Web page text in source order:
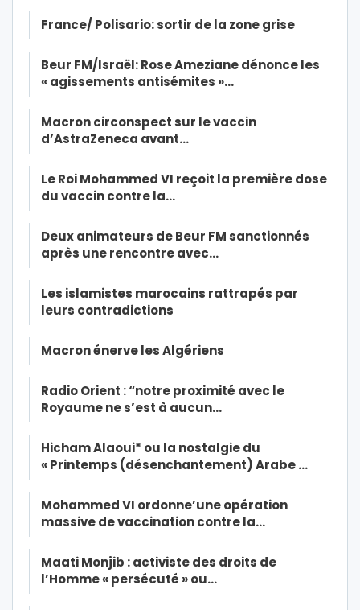
France/ Polisario: sortir de la zone grise
Beur FM/Israël: Rose Ameziane dénonce les
« agissements antisémites »…
Macron circonspect sur le vaccin
d’AstraZeneca avant…
Le Roi Mohammed VI reçoit la première dose
du vaccin contre la…
Deux animateurs de Beur FM sanctionnés
après une rencontre avec…
Les islamistes marocains rattrapés par
leurs contradictions
Macron énerve les Algériens
Radio Orient : “notre proximité avec le
Royaume ne s’est à aucun…
Hicham Alaoui* ou la nostalgie du
« Printemps (désenchantement) Arabe …
Mohammed VI ordonne’une opération
massive de vaccination contre la…
Maati Monjib : activiste des droits de
l’Homme « persécuté » ou…